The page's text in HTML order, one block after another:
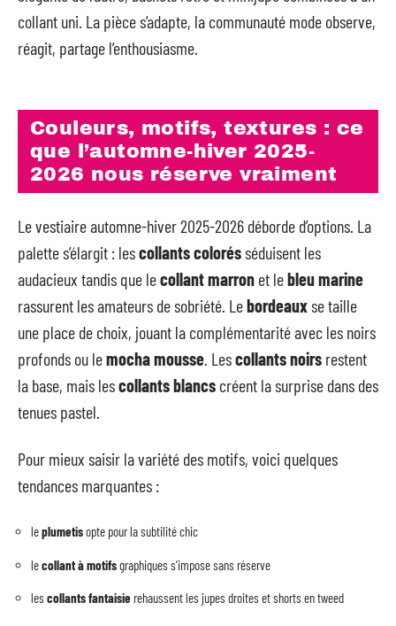
collant uni. La pièce s’adapte, la communauté mode observe,
réagit, partage l’enthousiasme.
Couleurs, motifs, textures : ce
que l’automne-hiver 2025-
2026 nous réserve vraiment
Le vestiaire automne-hiver 2025-2026 déborde d’options. La
palette s’élargit : lescollants colorésséduisent les
audacieux tandis que lecollant marron et lebleu marine
rassurent les amateurs de sobriété. Lebordeauxse taille
une place de choix, jouant la complémentarité avec les noirs
profonds ou lemocha mousse. Lescollants noirs restent
la base, mais lescollants blancs créent la surprise dans des
tenues pastel.
Pour mieux saisir la variété des motifs, voici quelques
tendances marquantes :
leplumetisopte pour la subtilité chic
lecollant à motifsgraphiques s’impose sans réserve
les collants fantaisie rehaussent les jupes droites et shorts en tweed